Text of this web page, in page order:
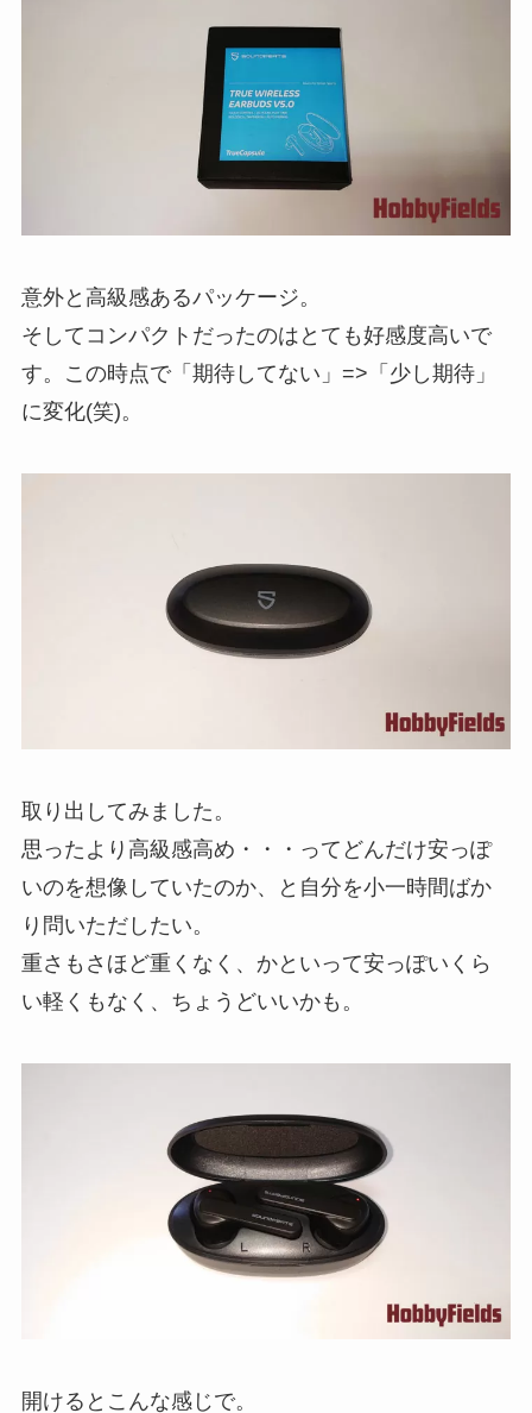
意外と高級感あるパッケージ。
そしてコンパクトだったのはとても好感度高いで
す。この時点で「期待してない」=>「少し期待」
に変化(笑)。
取り出してみました。
思ったより高級感高め・・・ってどんだけ安っぽ
いのを想像していたのか、と自分を小一時間ばか
り問いただしたい。
重さもさほど重くなく、かといって安っぽいくら
い軽くもなく、ちょうどいいかも。
開けるとこんな感じで。